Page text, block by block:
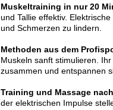
Muskeltraining in nur 20
und Tallie effektiv.
und Schmerzen zu lindern.
Methoden aus dem
Muskeln sanft stimulieren.
zusammen und entspannen
Training und Massage
der elektrischen Impulse